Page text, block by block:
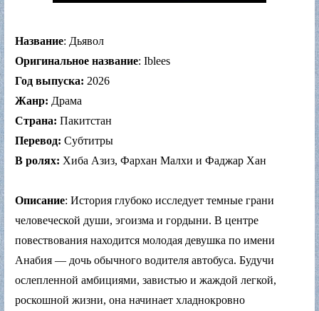
Название: Дьявол
Оригинальное название: Iblees
Год выпуска: 2026
Жанр: Драма
Страна: Пакитстан
Перевод: Субтитры
В ролях: Хиба Азиз, Фархан Малхи и Фаджар Хан
Описание: История глубоко исследует темные грани
человеческой души, эгоизма и гордыни. В центре
повествования находится молодая девушка по имени
Анабия — дочь обычного водителя автобуса. Будучи
ослепленной амбициями, завистью и жаждой легкой,
роскошной жизни, она начинает хладнокровно